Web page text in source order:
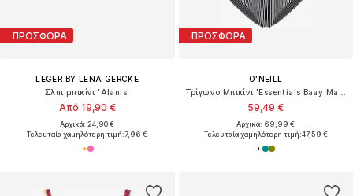
ΠΡΟΣΦΟΡΑ
LEGER BY LENA GERCKE
Σλιπ μπικίνι 'Alanis'
Από 19,90 €
Αρχικά: 24,90 €
Τελευταία χαμηλότερη τιμή:7,96 €
ΠΡΟΣΦΟΡΑ
O'NEILL
59,49 €
Αρχικά: 69,99 €
Τελευταία χαμηλότερη τιμή:47,59 €